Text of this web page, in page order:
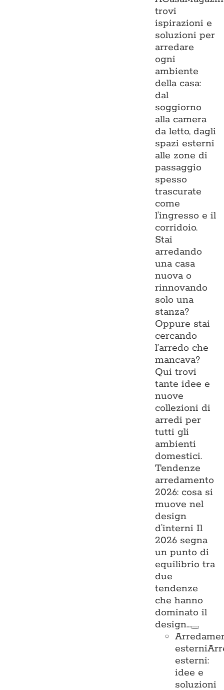
trovi
ispirazioni e
soluzioni per
arredare
ogni
ambiente
della casa:
dal
soggiorno
alla camera
da letto, dagli
spazi esterni
alle zone di
passaggio
spesso
trascurate
come
l’ingresso e il
corridoio.
Stai
arredando
una casa
nuova o
rinnovando
solo una
stanza?
Oppure stai
cercando
l’arredo che
mancava?
Qui trovi
tante idee e
nuove
collezioni di
arredi per
tutti gli
ambienti
domestici.
Tendenze
arredamento
2026: cosa si
muove nel
design
d’interni Il
2026 segna
un punto di
equilibrio tra
due
tendenze
che hanno
dominato il
design…
esterni
esterni:
idee e
soluzioni